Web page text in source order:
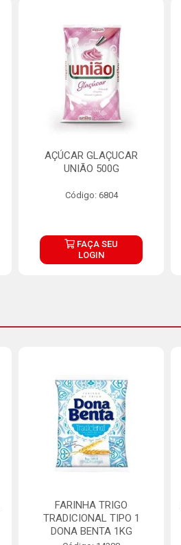
AÇÚCAR GLAÇUCAR
UNIÃO 500G
Código: 6804
FAÇA SEU
LOGIN
FARINHA TRIGO
TRADICIONAL TIPO 1
DONA BENTA 1KG